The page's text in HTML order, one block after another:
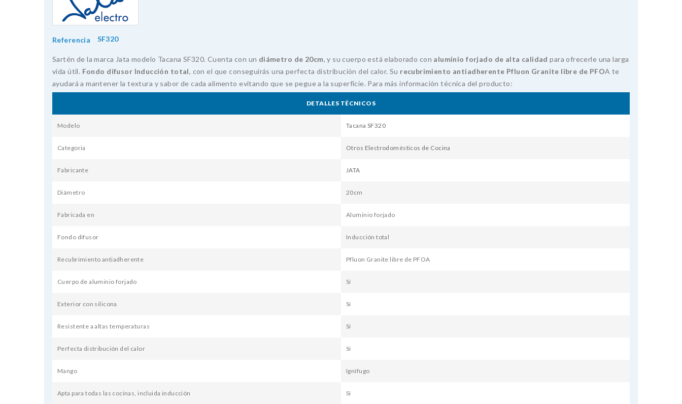
Referencia SF320
Sartén de la marca Jata modelo Tacana SF320. Cuenta con un diámetro de 20cm, y su cuerpo está elaborado con aluminio forjado de alta calidad para ofrecerle una larga
vida útil. Fondo difusor Inducción total, con el que conseguirás una perfecta distribución del calor. Su recubrimiento antiadherente Pfluon Granite libre de PFOA te
ayudará a mantener la textura y sabor de cada alimento evitando que se pegue a la superficie. Para más información técnica del producto:
DETALLES TÉCNICOS
Modelo Tacana SF320
Categoria Otros Electrodomésticos de Cocina
Fabricante JATA
Diámetro 20cm
Fabricada en Aluminio forjado
Fondo difusor Inducción total
Recubrimiento antiadherente Pfluon Granite libre de PFOA
Cuerpo de aluminio forjado Sí
Exterior con silicona Sí
Resistente a altas temperaturas Sí
Perfecta distribución del calor Sí
Mango Ignífugo
Apta para todas las cocinas, incluida inducción Sí